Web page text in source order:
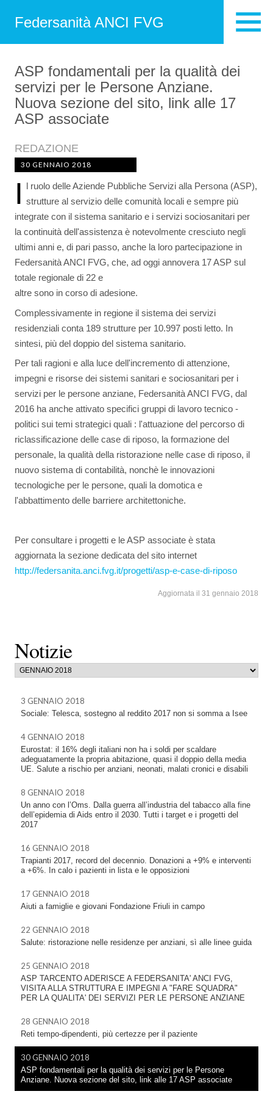
Federsanità ANCI FVG
Notizie
3 GENNAIO 2018
Sociale: Telesca, sostegno al reddito 2017 non si somma a Isee
4 GENNAIO 2018
Eurostat: il 16% degli italiani non ha i soldi per scaldare
adeguatamente la propria abitazione, quasi il doppio della media
UE. Salute a rischio per anziani, neonati, malati cronici e disabili
8 GENNAIO 2018
Un anno con l’Oms. Dalla guerra all’industria del tabacco alla fine
dell’epidemia di Aids entro il 2030. Tutti i target e i progetti del
2017
16 GENNAIO 2018
Trapianti 2017, record del decennio. Donazioni a +9% e interventi
a +6%. In calo i pazienti in lista e le opposizioni
17 GENNAIO 2018
Aiuti a famiglie e giovani Fondazione Friuli in campo
22 GENNAIO 2018
Salute: ristorazione nelle residenze per anziani, sì alle linee guida
25 GENNAIO 2018
ASP TARCENTO ADERISCE A FEDERSANITA' ANCI FVG,
VISITA ALLA STRUTTURA E IMPEGNI A "FARE SQUADRA"
PER LA QUALITA' DEI SERVIZI PER LE PERSONE ANZIANE
28 GENNAIO 2018
Reti tempo-dipendenti, più certezze per il paziente
30 GENNAIO 2018
ASP fondamentali per la qualità dei servizi per le Persone
Anziane. Nuova sezione del sito, link alle 17 ASP associate
ASP fondamentali per la qualità dei
servizi per le Persone Anziane.
Nuova sezione del sito, link alle 17
ASP associate
REDAZIONE
30 GENNAIO 2018
I l ruolo delle Aziende Pubbliche Servizi alla Persona (ASP),
strutture al servizio delle comunità locali e sempre più
integrate con il sistema sanitario e i servizi sociosanitari per
la continuità dell'assistenza è notevolmente cresciuto negli
ultimi anni e, di pari passo, anche la loro partecipazione in
Federsanità ANCI FVG, che, ad oggi annovera 17 ASP sul
totale regionale di 22 e
altre sono in corso di adesione.
Complessivamente in regione il sistema dei servizi
residenziali conta 189 strutture per 10.997 posti letto. In
sintesi, più del doppio del sistema sanitario.
Per tali ragioni e alla luce dell'incremento di attenzione,
impegni e risorse dei sistemi sanitari e sociosanitari per i
servizi per le persone anziane, Federsanità ANCI FVG, dal
2016 ha anche attivato specifici gruppi di lavoro tecnico -
politici sui temi strategici quali : l'attuazione del percorso di
riclassificazione delle case di riposo, la formazione del
personale, la qualità della ristorazione nelle case di riposo, il
nuovo sistema di contabilità, nonchè le innovazioni
tecnologiche per le persone, quali la domotica e
l'abbattimento delle barriere architettoniche.
Per consultare i progetti e le ASP associate è stata
aggiornata la sezione dedicata del sito internet
http://federsanita.anci.fvg.it/progetti/asp-e-case-di-riposo
Aggiornata il 31 gennaio 2018